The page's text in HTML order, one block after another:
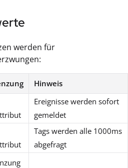
werden für
Hinweis
Ereignisse werden sofort
gemeldet
Tags werden alle 1000ms
abgefragt